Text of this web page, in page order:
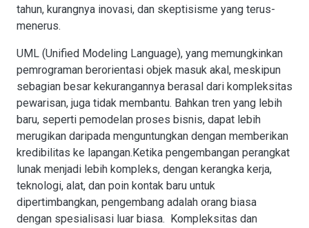
tahun, kurangnya inovasi, dan skeptisisme yang terus-
menerus.
UML (Unified Modeling Language), yang memungkinkan
pemrograman berorientasi objek masuk akal, meskipun
sebagian besar kekurangannya berasal dari kompleksitas
pewarisan, juga tidak membantu. Bahkan tren yang lebih
baru, seperti pemodelan proses bisnis, dapat lebih
merugikan daripada menguntungkan dengan memberikan
kredibilitas ke lapangan.Ketika pengembangan perangkat
lunak menjadi lebih kompleks, dengan kerangka kerja,
teknologi, alat, dan poin kontak baru untuk
dipertimbangkan, pengembang adalah orang biasa
dengan spesialisasi luar biasa. Kompleksitas dan